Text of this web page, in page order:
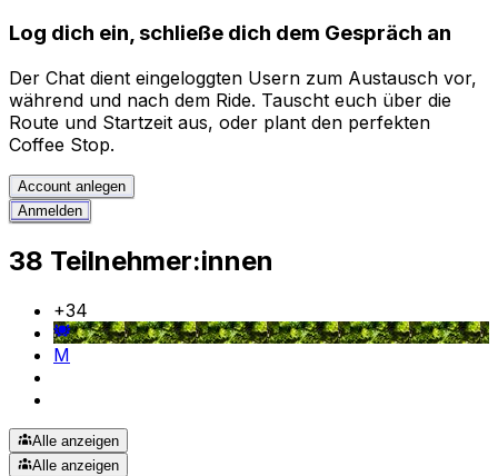
Log dich ein, schließe dich dem Gespräch an
Der Chat dient eingeloggten Usern zum Austausch vor,
während und nach dem Ride. Tauscht euch über die
Route und Startzeit aus, oder plant den perfekten
Coffee Stop.
Account anlegen
Anmelden
38 Teilnehmer:innen
+34
M
Alle anzeigen
Alle anzeigen